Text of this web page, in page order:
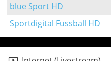
blue Sport HD
Sportdigital Fussball HD